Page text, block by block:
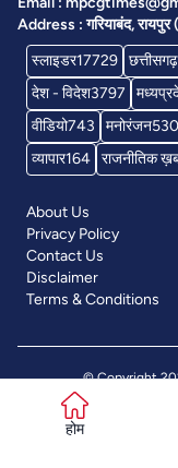
होम
Address : गरियाबंद, रायपुर
स्लाइडर17729 छत्तीसगढ़
देश - विदेश3797
वीडियो743 मनोरंजन530
व्यापार164 राजनीतिक
About Us
Privacy Policy
Contact Us
Disclaimer
Terms & Conditions
© Copyright